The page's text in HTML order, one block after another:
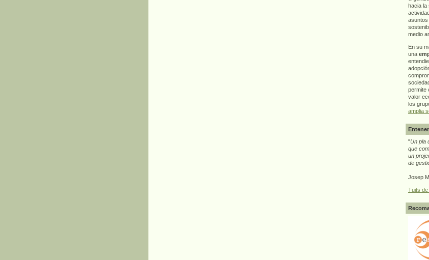
hacia la
asuntos
medio
En su
una
permite
valor
los
amplia
"Un pla
que
un
de
Josep
Tuits de